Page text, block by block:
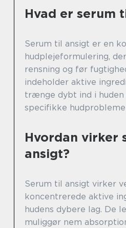
Hvad er serum
Serum til ansigt er en
hudplejeformulering,
rensning og før
indeholder aktive
trænge dybt ind i huden
specifikke
Hvordan virker
ansigt?
Serum til ansigt virker
koncentrerede aktive
hudens dybere lag. De
muliggør nem